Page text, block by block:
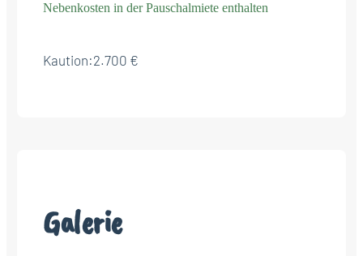
Nebenkosten in der Pauschalmiete enthalten
Kaution:2.700 €
Galerie